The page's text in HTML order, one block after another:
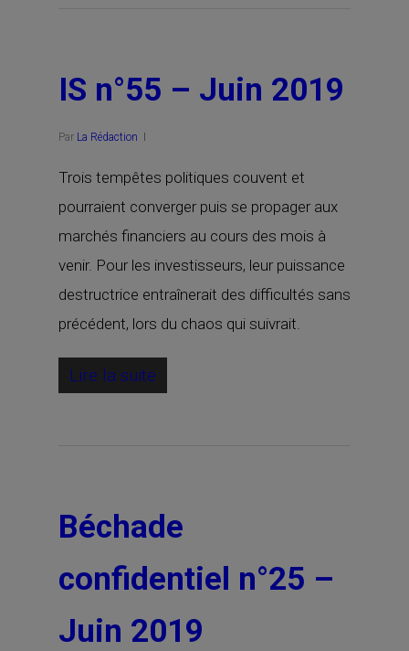
IS n°55 – Juin 2019
Par La Rédaction
Trois tempêtes politiques couvent et
pourraient converger puis se propager aux
marchés financiers au cours des mois à
venir. Pour les investisseurs, leur puissance
destructrice entraînerait des difficultés sans
précédent, lors du chaos qui suivrait.
Lire la suite
Béchade
confidentiel n°25 –
Juin 2019